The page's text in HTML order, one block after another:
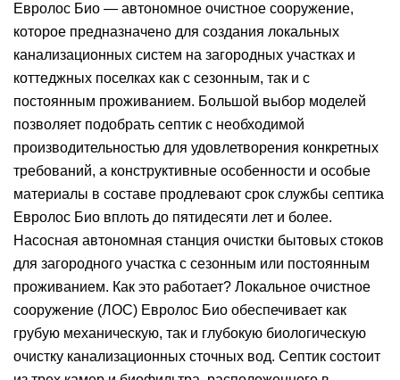
Евролос Био — автономное очистное сооружение,
которое предназначено для создания локальных
канализационных систем на загородных участках и
коттеджных поселках как с сезонным, так и с
постоянным проживанием. Большой выбор моделей
позволяет подобрать септик с необходимой
производительностью для удовлетворения конкретных
требований, а конструктивные особенности и особые
материалы в составе продлевают срок службы септика
Евролос Био вплоть до пятидесяти лет и более.
Насосная автономная станция очистки бытовых стоков
для загородного участка с сезонным или постоянным
проживанием. Как это работает? Локальное очистное
сооружение (ЛОС) Евролос Био обеспечивает как
грубую механическую, так и глубокую биологическую
очистку канализационных сточных вод. Септик состоит